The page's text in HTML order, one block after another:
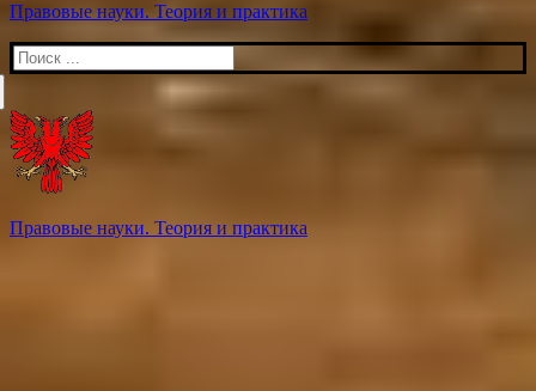
Правовые науки. Теория и практика
Искать:
Правовые науки. Теория и практика